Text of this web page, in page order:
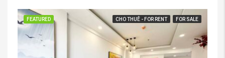
FEATURED CHO THUÊ - FOR RENT FOR SALE